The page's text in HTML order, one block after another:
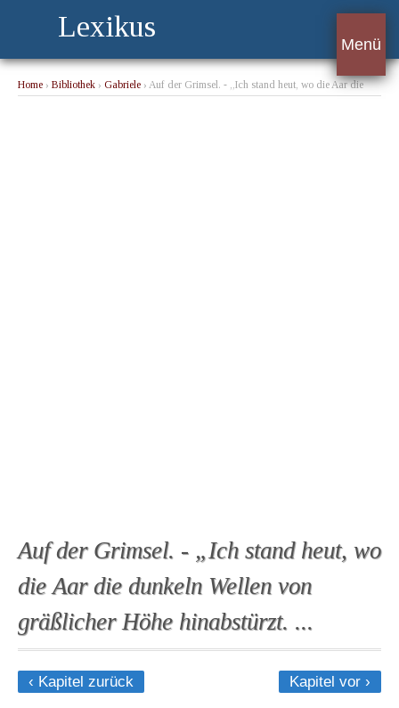
Lexikus
Menü
Home › Bibliothek › Gabriele › Auf der Grimsel. - „Ich stand heut, wo die Aar die
Auf der Grimsel. - „Ich stand heut, wo
die Aar die dunkeln Wellen von
gräßlicher Höhe hinabstürzt. ...
‹ Kapitel zurück Kapitel vor ›